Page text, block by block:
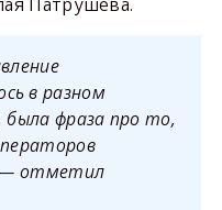
в разном
фраза про то,
— отметил